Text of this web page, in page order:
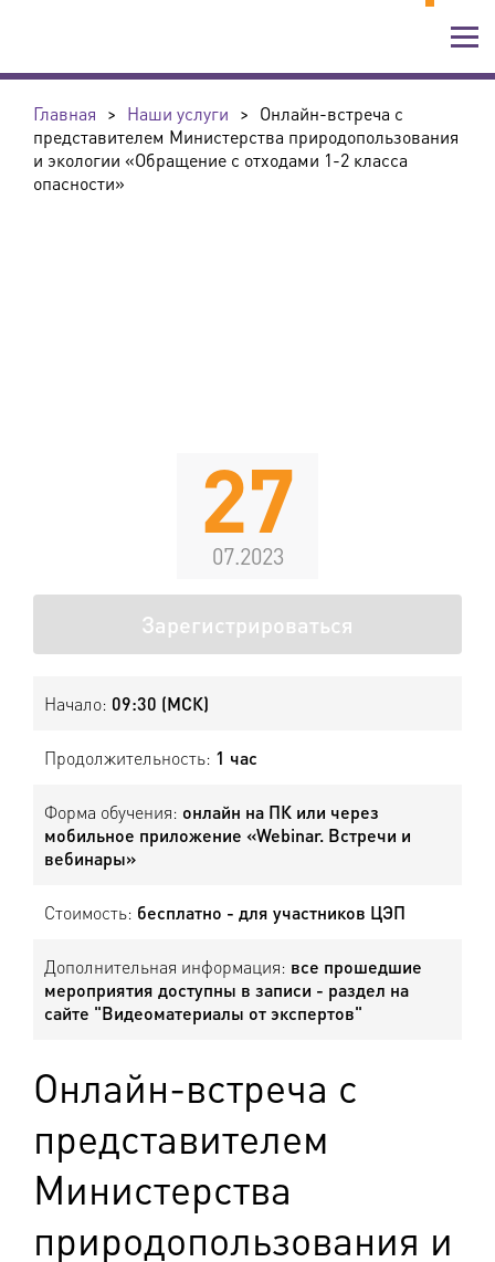
Главная > Наши услуги > Онлайн-встреча с
представителем Министерства природопользования
и экологии «Обращение с отходами 1-2 класса
опасности»
27
07.2023
Зарегистрироваться
Начало: 09:30 (МСК)
Продолжительность: 1 час
Форма обучения: онлайн на ПК или через
мобильное приложение «Webinar. Встречи и
вебинары»
Стоимость: бесплатно - для участников ЦЭП
Дополнительная информация: все прошедшие
мероприятия доступны в записи - раздел на
сайте "Видеоматериалы от экспертов"
Онлайн-встреча с
представителем
Министерства
природопользования и